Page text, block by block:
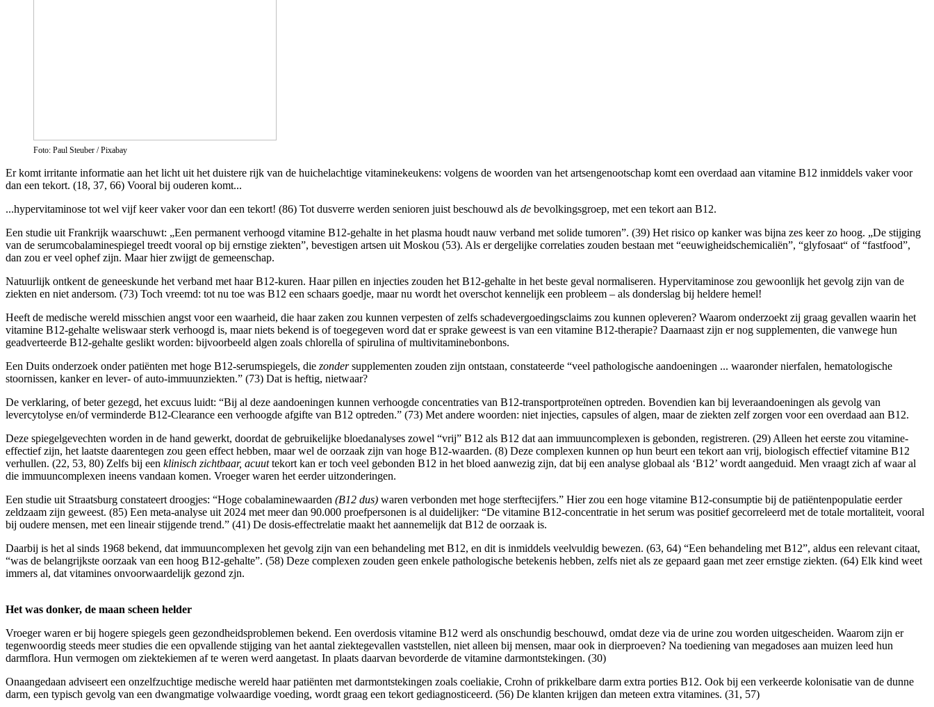
Foto: Paul Steuber / Pixabay
Er komt irritante informatie aan het licht uit het duistere rijk van de huichelachtige vitaminekeukens: volgens de woorden van het artsengenootschap komt een overdaad aan vitamine B12 inmiddels vaker voor
dan een tekort. (18, 37, 66) Vooral bij ouderen komt...
...hypervitaminose tot wel vijf keer vaker voor dan een tekort! (86) Tot dusverre werden senioren juist beschouwd als de bevolkingsgroep, met een tekort aan B12.
Een studie uit Frankrijk waarschuwt: „Een permanent verhoogd vitamine B12-gehalte in het plasma houdt nauw verband met solide tumoren”. (39) Het risico op kanker was bijna zes keer zo hoog. „De stijging
van de serumcobalaminespiegel treedt vooral op bij ernstige ziekten”, bevestigen artsen uit Moskou (53). Als er dergelijke correlaties zouden bestaan met “eeuwigheidschemicaliën”, “glyfosaat“ of “fastfood”,
dan zou er veel ophef zijn. Maar hier zwijgt de gemeenschap.
Natuurlijk ontkent de geneeskunde het verband met haar B12-kuren. Haar pillen en injecties zouden het B12-gehalte in het beste geval normaliseren. Hypervitaminose zou gewoonlijk het gevolg zijn van de
ziekten en niet andersom. (73) Toch vreemd: tot nu toe was B12 een schaars goedje, maar nu wordt het overschot kennelijk een probleem – als donderslag bij heldere hemel!
Heeft de medische wereld misschien angst voor een waarheid, die haar zaken zou kunnen verpesten of zelfs schadevergoedingsclaims zou kunnen opleveren? Waarom onderzoekt zij graag gevallen waarin het
vitamine B12-gehalte weliswaar sterk verhoogd is, maar niets bekend is of toegegeven word dat er sprake geweest is van een vitamine B12-therapie? Daarnaast zijn er nog supplementen, die vanwege hun
geadverteerde B12-gehalte geslikt worden: bijvoorbeeld algen zoals chlorella of spirulina of multivitaminebonbons.
Een Duits onderzoek onder patiënten met hoge B12-serumspiegels, die zondersupplementen zouden zijn ontstaan, constateerde “veel pathologische aandoeningen ... waaronder nierfalen, hematologische
stoornissen, kanker en lever- of auto-immuunziekten.” (73) Dat is heftig, nietwaar?
De verklaring, of beter gezegd, het excuus luidt: “Bij al deze aandoeningen kunnen verhoogde concentraties van B12-transportproteïnen optreden. Bovendien kan bij leveraandoeningen als gevolg van
levercytolyse en/of verminderde B12-Clearance een verhoogde afgifte van B12 optreden.” (73) Met andere woorden: niet injecties, capsules of algen, maar de ziekten zelf zorgen voor een overdaad aan B12.
Deze spiegelgevechten worden in de hand gewerkt, doordat de gebruikelijke bloedanalyses zowel “vrij” B12 als B12 dat aan immuuncomplexen is gebonden, registreren. (29) Alleen het eerste zou vitamine-
effectief zijn, het laatste daarentegen zou geen effect hebben, maar wel de oorzaak zijn van hoge B12-waarden. (8) Deze complexen kunnen op hun beurt een tekort aan vrij, biologisch effectief vitamine B12
verhullen. (22, 53, 80) Zelfs bij een klinisch zichtbaar, acuuttekort kan er toch veel gebonden B12 in het bloed aanwezig zijn, dat bij een analyse globaal als ‘B12’ wordt aangeduid. Men vraagt zich af waar al
die immuuncomplexen ineens vandaan komen. Vroeger waren het eerder uitzonderingen.
Een studie uit Straatsburg constateert droogjes: “Hoge cobalaminewaarden (B12 dus) waren verbonden met hoge sterftecijfers.” Hier zou een hoge vitamine B12-consumptie bij de patiëntenpopulatie eerder
zeldzaam zijn geweest. (85) Een meta-analyse uit 2024 met meer dan 90.000 proefpersonen is al duidelijker: “De vitamine B12-concentratie in het serum was positief gecorreleerd met de totale mortaliteit, vooral
bij oudere mensen, met een lineair stijgende trend.” (41) De dosis-effectrelatie maakt het aannemelijk dat B12 de oorzaak is.
Daarbij is het al sinds 1968 bekend, dat immuuncomplexen het gevolg zijn van een behandeling met B12, en dit is inmiddels veelvuldig bewezen. (63, 64) “Een behandeling met B12”, aldus een relevant citaat,
“was de belangrijkste oorzaak van een hoog B12-gehalte”. (58) Deze complexen zouden geen enkele pathologische betekenis hebben, zelfs niet als ze gepaard gaan met zeer ernstige ziekten. (64) Elk kind weet
immers al, dat vitamines onvoorwaardelijk gezond zjn.
Het was donker, de maan scheen helder
Vroeger waren er bij hogere spiegels geen gezondheidsproblemen bekend. Een overdosis vitamine B12 werd als onschundig beschouwd, omdat deze via de urine zou worden uitgescheiden. Waarom zijn er
tegenwoordig steeds meer studies die een opvallende stijging van het aantal ziektegevallen vaststellen, niet alleen bij mensen, maar ook in dierproeven? Na toediening van megadoses aan muizen leed hun
darmflora. Hun vermogen om ziektekiemen af te weren werd aangetast. In plaats daarvan bevorderde de vitamine darmontstekingen. (30)
Onaangedaan adviseert een onzelfzuchtige medische wereld haar patiënten met darmontstekingen zoals coeliakie, Crohn of prikkelbare darm extra porties B12. Ook bij een verkeerde kolonisatie van de dunne
darm, een typisch gevolg van een dwangmatige volwaardige voeding, wordt graag een tekort gediagnosticeerd. (56) De klanten krijgen dan meteen extra vitamines. (31, 57)